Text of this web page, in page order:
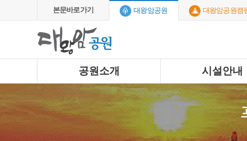
본문바로가기 대왕암공원 대왕암공원캠
공원소개 시설안내